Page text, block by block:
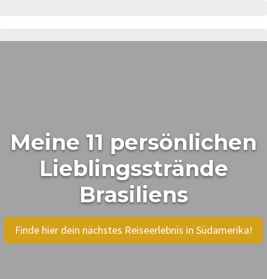
Meine 11 persönlichen
Lieblingsstrände
Brasiliens
Finde hier dein nächstes Reiseerlebnis in Südamerika!